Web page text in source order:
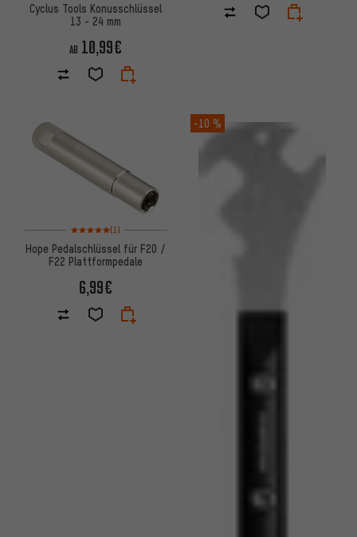
Cyclus Tools Konusschlüssel
13 - 24 mm
AB 10,99€
Bewertungen: 5 von 5 basierend auf 1 Bewertungen
(1)
Hope Pedalschlüssel für F20 /
F22 Plattformpedale
6,99€
-10 %